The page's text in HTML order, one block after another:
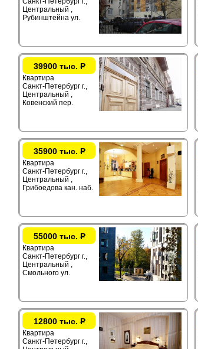
Центральный ,
Рубинштейна ул.
39900 тыс.Р
Квартира
Санкт-Петербург г.,
Центральный ,
Ковенский пер.
35900 тыс.Р
Квартира
Санкт-Петербург г.,
Центральный ,
Грибоедова кан. наб.
55000 тыс.Р
Квартира
Санкт-Петербург г.,
Центральный ,
Смольного ул.
12800 тыс.Р
Квартира
Санкт-Петербург г.,